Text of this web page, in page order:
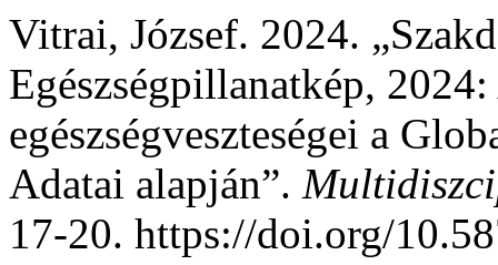
Vitrai, József. 2024.
Egészségpillanatkép,
egészségveszteségei a
Adatai alapján”.
17-20. https://doi.org/